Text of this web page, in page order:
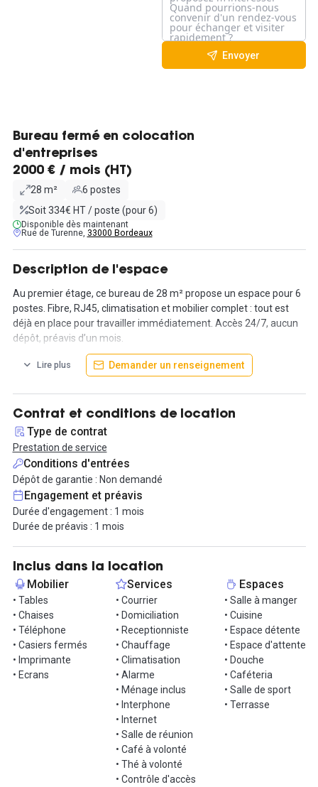
Envoyer
Bureau fermé en colocation
d'entreprises
2000 € / mois (HT)
28 m²
6 postes
Soit 334€ HT / poste (pour 6)
Disponible dès maintenant
Rue de Turenne, 33000 Bordeaux
Description de l'espace
Au premier étage, ce bureau de 28 m² propose un espace pour 6
postes. Fibre, RJ45, climatisation et mobilier complet : tout est
déjà en place pour travailler immédiatement. Accès 24/7, aucun
dépôt, préavis d’un mois.
L’ensemble s’inscrit dans un site de 1200 m² regroupant bureaux
d’un jardin privatif, d’un espace bien-être. Les équipes ont aussi
accès aux multiples salles de réunion, aux zones détente et à la
salle de sport.
Cet espace réunit freelances, petites équipes et porteurs de
projets dans un environnement structuré, calme et convivial. Un
coworking pensé comme un vrai lieu de vie professionnelle,
favorisant les échanges sans sacrifier la confidentialité ni le
confort.
Situé Rue de Turenne, à quinze minutes de la gare Saint-Jean, le
centre offre une implantation simple et efficace.
Contactez-nous pour une visite.
Informations complémentaires sur cet espace de
travail
Frais d’entrée : 69 €
Lire plus Demander un renseignement
Contrat et conditions de location
Type de contrat
Prestation de service
Conditions d'entrées
Dépôt de garantie : Non demandé
Engagement et préavis
Durée d'engagement : 1 mois
Durée de préavis : 1 mois
Inclus dans la location
Mobilier
• Tables
• Chaises
• Téléphone
• Casiers fermés
• Imprimante
• Ecrans
Services
• Courrier
• Domiciliation
• Receptionniste
• Chauffage
• Climatisation
• Alarme
• Ménage inclus
• Interphone
• Internet
• Salle de réunion
• Café à volonté
• Thé à volonté
• Contrôle d'accès
Espaces
• Salle à manger
• Cuisine
• Espace détente
• Espace d'attente
• Douche
• Caféteria
• Salle de sport
• Terrasse